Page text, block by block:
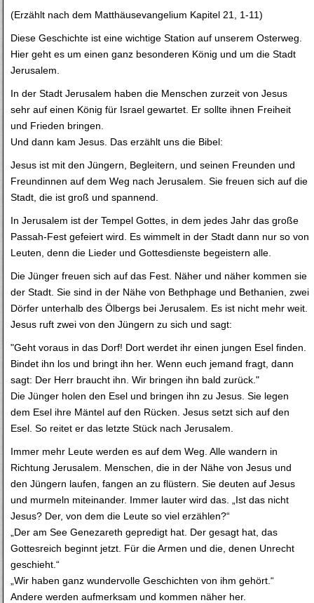
(Erzählt nach dem Matthäusevangelium Kapitel 21, 1-11)
Diese Geschichte ist eine wichtige Station auf unserem Osterweg.
Hier geht es um einen ganz besonderen König und um die Stadt
Jerusalem.
In der Stadt Jerusalem haben die Menschen zurzeit von Jesus
sehr auf einen König für Israel gewartet. Er sollte ihnen Freiheit
und Frieden bringen.
Und dann kam Jesus. Das erzählt uns die Bibel:
Jesus ist mit den Jüngern, Begleitern, und seinen Freunden und
Freundinnen auf dem Weg nach Jerusalem. Sie freuen sich auf die
Stadt, die ist groß und spannend.
In Jerusalem ist der Tempel Gottes, in dem jedes Jahr das große
Passah-Fest gefeiert wird. Es wimmelt in der Stadt dann nur so von
Leuten, denn die Lieder und Gottesdienste begeistern alle.
Die Jünger freuen sich auf das Fest. Näher und näher kommen sie
der Stadt. Sie sind in der Nähe von Bethphage und Bethanien, zwei
Dörfer unterhalb des Ölbergs bei Jerusalem. Es ist nicht mehr weit.
Jesus ruft zwei von den Jüngern zu sich und sagt:
"Geht voraus in das Dorf! Dort werdet ihr einen jungen Esel finden.
Bindet ihn los und bringt ihn her. Wenn euch jemand fragt, dann
sagt: Der Herr braucht ihn. Wir bringen ihn bald zurück."
Die Jünger holen den Esel und bringen ihn zu Jesus. Sie legen
dem Esel ihre Mäntel auf den Rücken. Jesus setzt sich auf den
Esel. So reitet er das letzte Stück nach Jerusalem.
Immer mehr Leute werden es auf dem Weg. Alle wandern in
Richtung Jerusalem. Menschen, die in der Nähe von Jesus und
den Jüngern laufen, fangen an zu flüstern. Sie deuten auf Jesus
und murmeln miteinander. Immer lauter wird das. „Ist das nicht
Jesus? Der, von dem die Leute so viel erzählen?“
„Der am See Genezareth gepredigt hat. Der gesagt hat, das
Gottesreich beginnt jetzt. Für die Armen und die, denen Unrecht
geschieht.“
„Wir haben ganz wundervolle Geschichten von ihm gehört.“
Andere werden aufmerksam und kommen näher her.